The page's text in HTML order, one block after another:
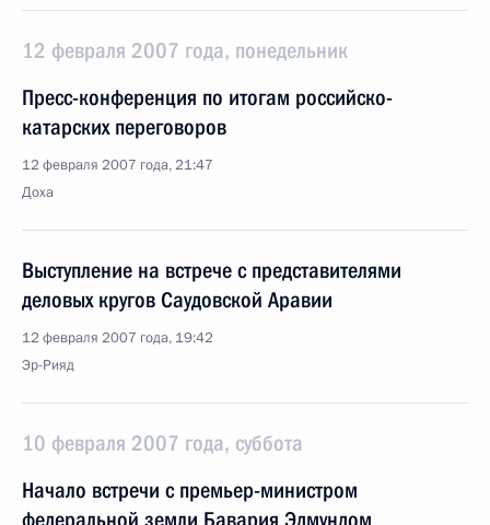
12 февраля 2007 года, понедельник
Пресс-конференция по итогам российско-
катарских переговоров
12 февраля 2007 года, 21:47
Доха
Выступление на встрече с представителями
деловых кругов Саудовской Аравии
12 февраля 2007 года, 19:42
Эр-Рияд
10 февраля 2007 года, суббота
Начало встречи с премьер-министром
федеральной земли Бавария Эдмундом